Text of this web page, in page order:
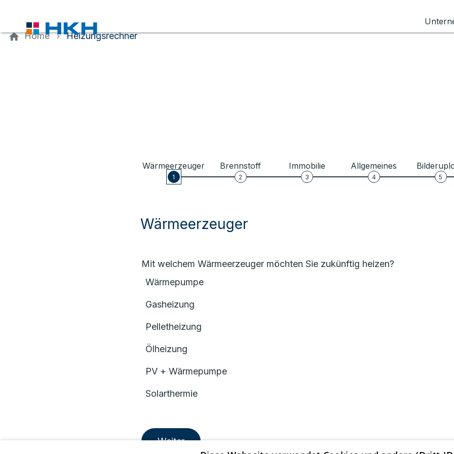
Home Heizungsrechner
Wärmeerzeuger
1
Brennstoff
2
Immobilie
3
Allgemeines
4 5
Wärmeerzeuger
Mit welchem Wärmeerzeuger möchten Sie zukünftig heizen?
Wärmepumpe
Gasheizung
Pelletheizung
Ölheizung
PV + Wärmepumpe
Solarthermie
Weiter